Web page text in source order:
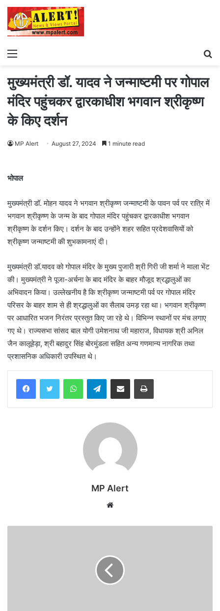
Menu
मुख्यमंत्री डॉ. यादव ने जन्माष्टमी पर गोपाल
मंदिर पहुंचकर द्वारकाधीश भगवान श्रीकृष्ण
के किए दर्शन
MP Alert August 27, 2024 1 minute read
भोपाल
मुख्यमंत्री डॉ. मोहन यादव ने भगवान श्रीकृष्ण जन्माष्टमी के पावन पर्व पर रात्रि में
भगवान श्रीकृष्ण के जन्म के बाद गोपाल मंदिर पहुंचकर द्वारकाधीश भगवान
श्रीकृष्ण के दर्शन किए। दर्शन के बाद उन्होंने शहर सहित प्रदेशवासियों को
श्रीकृष्ण जन्माष्टमी की शुभकामनाएं दी।
मुख्यमंत्री डॉ.यादव को गोपाल मंदिर के मुख्य पुजारी श्री गिरी जी शर्मा ने माला भेंट
की। मुख्यमंत्री ने पूजा-अर्चना के बाद मंदिर के बाहर मौजूद श्रद्धालुओं का
अभिवादन किया। उल्लेखनीय है कि श्रीकृष्ण जन्माष्टमी पर्व पर गोपाल मंदिर
परिसर के बाहर शाम से ही श्रद्धालुओं का सैलाब उमड़ रहा था। भगवान श्रीकृष्ण
पर आधारित भजन निरंतर प्रस्तुत किए जा रहे थे। विभिन्न स्थानों पर मंच लगाए
गए थे। राज्यसभा सांसद बाल योगी उमेशनाथ जी महाराज, विधायक श्री अनिल
जैन कालूहेड़ा, श्री बहादुर सिंह बोरमुंडला सहित अन्य गणमान्य नागरिक तथा
प्रशासनिक अधिकारी उपस्थित थे।
WhatsAppTelegramShare via Email Print
MP Alert
Website